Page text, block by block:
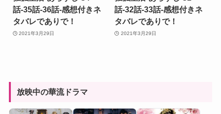
話-35話-36話-感想付きネ
タバレでありで！
2021年3月29日
話-32話-33話-感想付きネ
タバレでありで！
2021年3月29日
放映中の華流ドラマ